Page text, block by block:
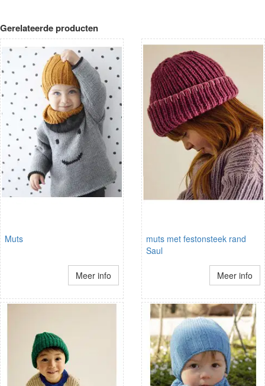
Gerelateerde producten
Muts
Meer info
muts met festonsteek rand
Saul
Meer info